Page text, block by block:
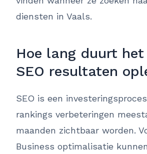
diensten in Vaals.
Hoe lang duurt
SEO resultaten
SEO is een
rankings verbeteringen
maanden zichtbaar worden.
Business optimalisatie